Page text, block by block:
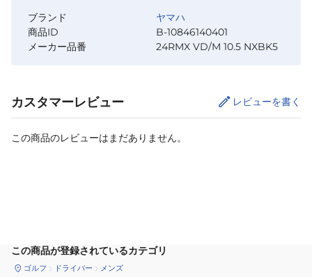
ブランド
ヤマハ
商品ID
B-10846140401
メーカー品番
24RMX VD/M 10.5 NXBK5
カスタマーレビュー レビューを書く
この商品のレビューはまだありません。
この商品が登録されているカテゴリ
ゴルフ ドライバー メンズ